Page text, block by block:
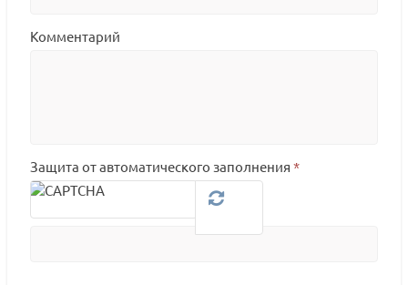
Комментарий
Защита от автоматического заполнения *